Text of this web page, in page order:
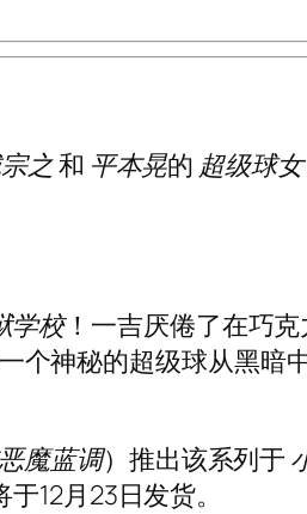
之和 平本晃的 超级球女
学校！一吉厌倦了在巧
个神秘的超级球从黑暗
魔蓝调）推出该系列于
12月23日发货。